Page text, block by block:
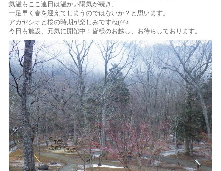
気温もここ連日は温かい陽気が続き、
一足早く春を迎えてしまうのではないか？と思います。
アカヤシオと桜の時期が楽しみですね(^^♪
今日も施設、元気に開館中！皆様のお越し、お待ちしております。